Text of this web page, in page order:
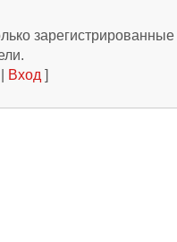
зарегистрированные
Вход ]